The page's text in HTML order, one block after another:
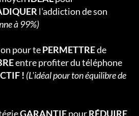
l'addiction de son
à 99%)
pour tePERMETTREde
entre profiter du téléphone
! (L'idéal pour ton équilibre de
GARANTIEpourRÉDUIRE